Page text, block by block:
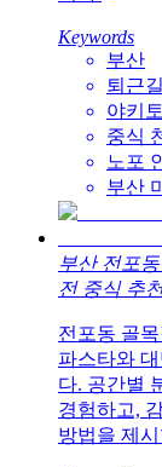
Keywords
부산
퇴근
야키
중식
노포
부산
부산 전포
전 중식 추
전포동 골
파스타와
다. 공간별
경험하고,
방법을 제